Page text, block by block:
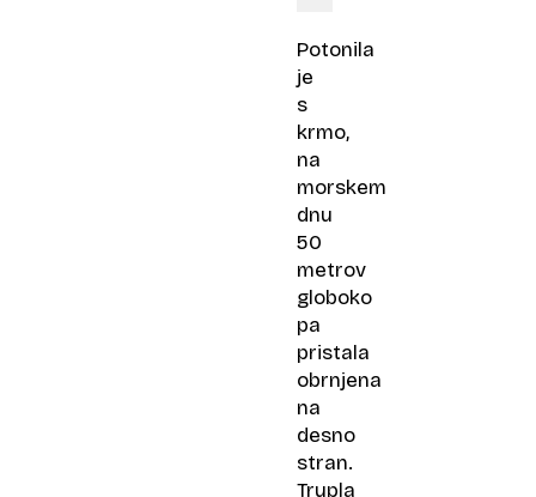
Potonila
je
s
krmo,
na
morskem
dnu
50
metrov
globoko
pa
pristala
obrnjena
na
desno
stran.
Trupla